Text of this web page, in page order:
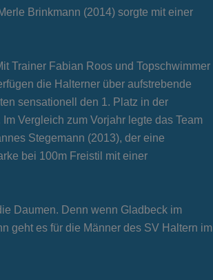
Brinkmann (2014) sorgte mit einer
Trainer Fabian Roos und Topschwimmer
die Halterner über aufstrebende
sensationell den 1. Platz in der
Vergleich zum Vorjahr legte das Team
Stegemann (2013), der eine
bei 100m Freistil mit einer
Daumen. Denn wenn Gladbeck im
geht es für die Männer des SV Haltern im